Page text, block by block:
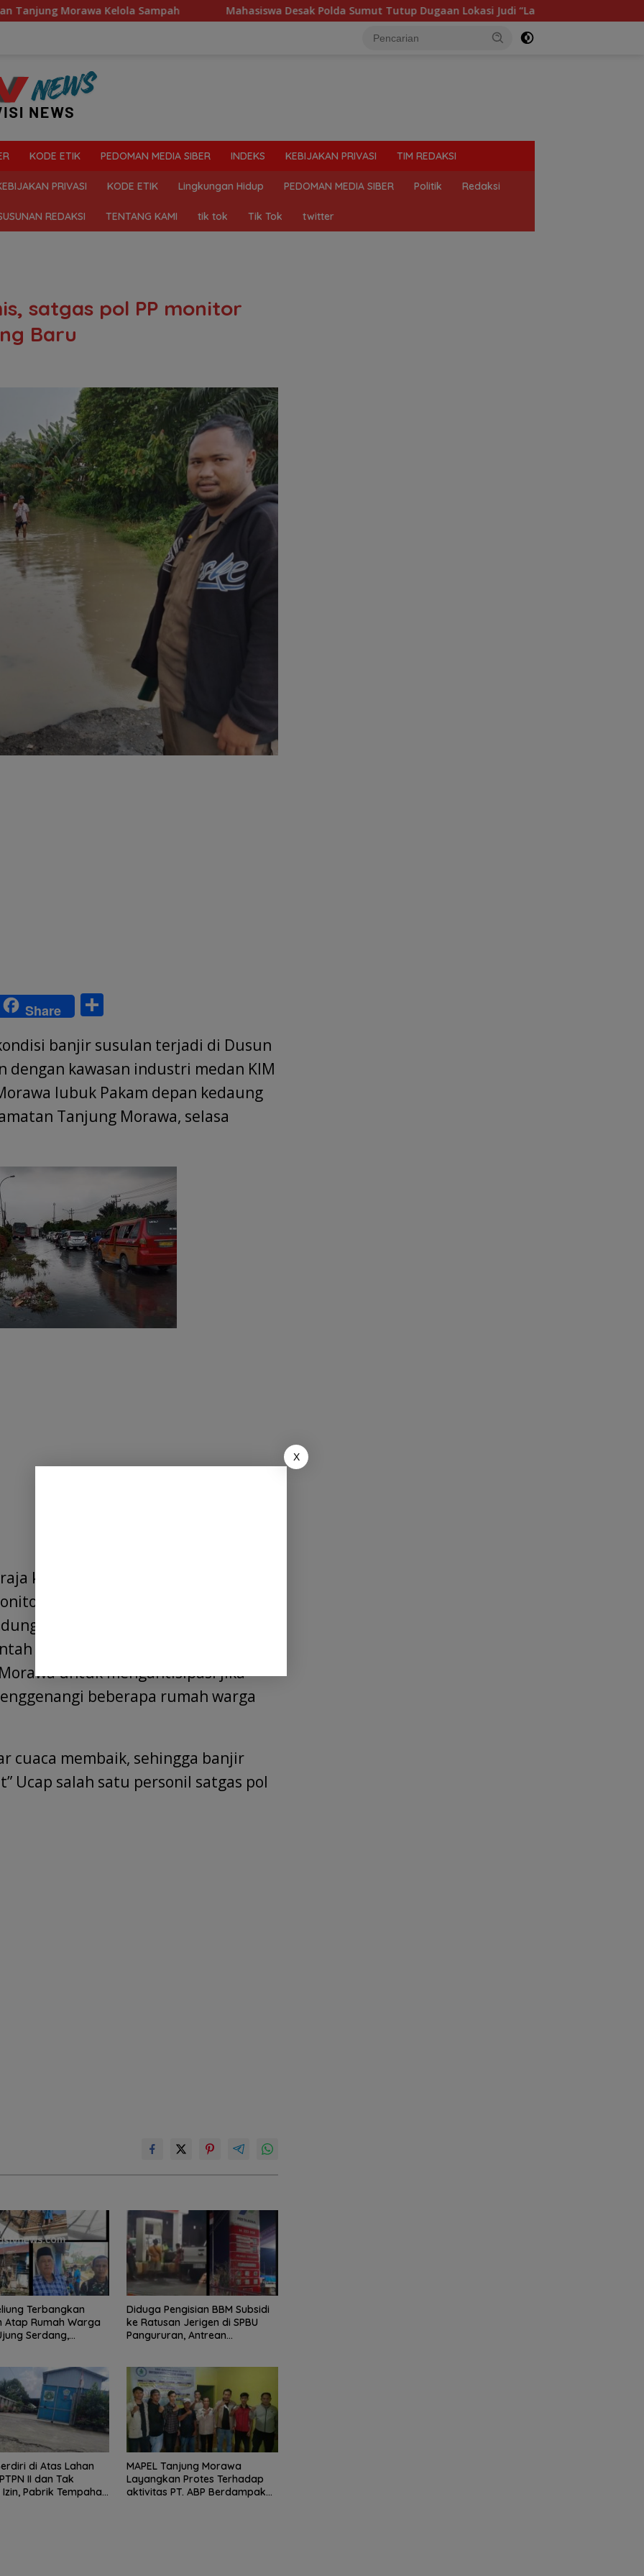
Sampah Mahasiswa Desak Polda Sumut Tutup Dugaan Lokasi Judi “Las Vegas” di Brahrang Binjai
KODE ETIK PEDOMAN MEDIA SIBER INDEKS KEBIJAKAN PRIVASI TIM REDAKSI
PRIVASI KODE ETIK Lingkungan Hidup PEDOMAN MEDIA SIBER Politik Redaksi
REDAKSI TENTANG KAMI tik tok Tik Tok twitter
satgas pol PP monitor
Baru
Share
ar
e
banjir susulan terjadi di Dusun
dengan kawasan industri medan KIM
lubuk Pakam depan kedaung
Tanjung Morawa, selasa
kecamatan Tanjung Morawa
ditengah kondisi hujan
kelokasi tersebut, selanjutnya
Desa setempat dan pihak
untuk mengantisipasi jika
beberapa rumah warga
cuaca membaik, sehingga banjir
Ucap salah satu personil satgas pol
Terbangkan
Atap Rumah Warga
Serdang,
Diduga Pengisian BBM Subsidi
ke Ratusan Jerigen di SPBU
Pangururan, Antrean
di Atas Lahan
II dan Tak
Pabrik Tempahan
MAPEL Tanjung Morawa
Layangkan Protes Terhadap
aktivitas PT. ABP Berdampak
X